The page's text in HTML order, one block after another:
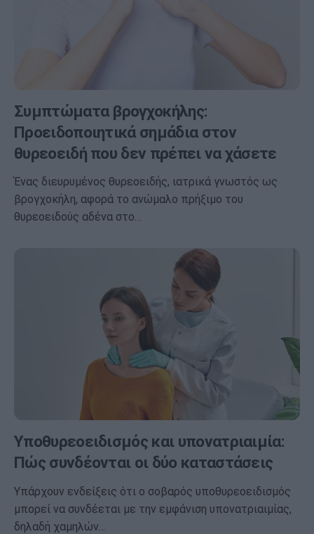
Συμπτώματα βρογχοκήλης:
Προειδοποιητικά σημάδια στον
θυρεοειδή που δεν πρέπει να χάσετε
Ένας διευρυμένος θυρεοειδής, ιατρικά γνωστός ως
βρογχοκήλη, αφορά το ανώμαλο πρήξιμο του
θυρεοειδούς αδένα στο…
Υποθυρεοειδισμός και υπονατριαιμία:
Πώς συνδέονται οι δύο καταστάσεις
Υπάρχουν ενδείξεις ότι ο σοβαρός υποθυρεοειδισμός
μπορεί να συνδέεται με την εμφάνιση υπονατριαιμίας,
δηλαδή χαμηλών…